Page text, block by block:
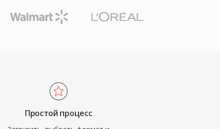
Простой процесс